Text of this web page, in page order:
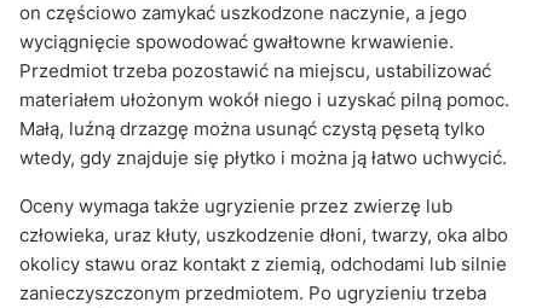
on częściowo zamykać uszkodzone naczynie, a jego
wyciągnięcie spowodować gwałtowne krwawienie.
Przedmiot trzeba pozostawić na miejscu, ustabilizować
materiałem ułożonym wokół niego i uzyskać pilną pomoc.
Małą, luźną drzazgę można usunąć czystą pęsetą tylko
wtedy, gdy znajduje się płytko i można ją łatwo uchwycić.
Oceny wymaga także ugryzienie przez zwierzę lub
człowieka, uraz kłuty, uszkodzenie dłoni, twarzy, oka albo
okolicy stawu oraz kontakt z ziemią, odchodami lub silnie
zanieczyszczonym przedmiotem. Po ugryzieniu trzeba